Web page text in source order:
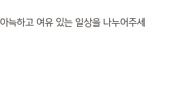
늑하고 여유 있는 일상을 나누어주세